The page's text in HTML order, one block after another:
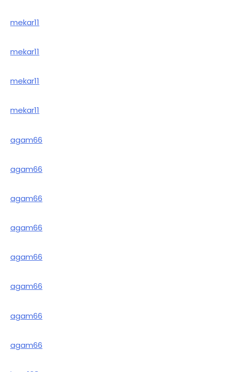
mekar11
mekar11
mekar11
mekar11
agam66
agam66
agam66
agam66
agam66
agam66
agam66
agam66